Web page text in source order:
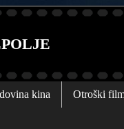
kina Otroški